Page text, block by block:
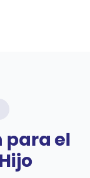
para el